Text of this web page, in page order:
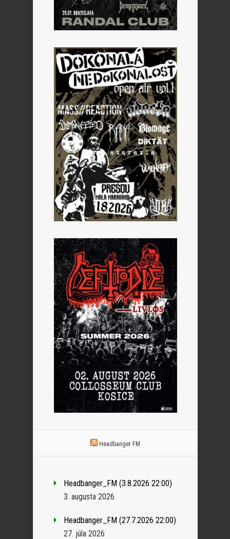
Headbanger FM
Headbanger_FM (3.8.2026 22:00)
3. augusta 2026
Headbanger_FM (27.7.2026 22:00)
27. júla 2026